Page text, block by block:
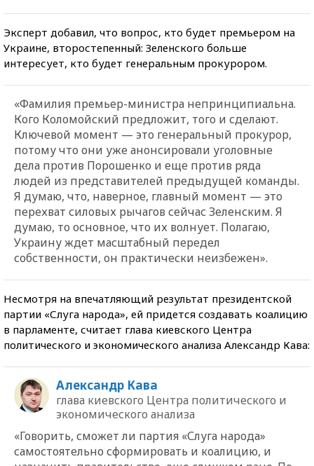
Эксперт добавил, что вопрос, кто будет премьером на
Украине, второстепенный: Зеленского больше
интересует, кто будет генеральным прокурором.
«Фамилия премьер-министра непринципиальна.
Кого Коломойский предложит, того и сделают.
Ключевой момент — это генеральный прокурор,
потому что они уже анонсировали уголовные
дела против Порошенко и еще против ряда
людей из представителей предыдущей команды.
Я думаю, что, наверное, главный момент — это
перехват силовых рычагов сейчас Зеленским. Я
думаю, то основное, что их волнует. Полагаю,
Украину ждет масштабный передел
собственности, он практически неизбежен».
Несмотря на впечатляющий результат президентской
партии «Слуга народа», ей придется создавать коалицию
в парламенте, считает глава киевского Центра
политического и экономического анализа Александр Кава:
Александр Кава
глава киевского Центра политического и
экономического анализа
«Говорить, сможет ли партия «Слуга народа»
самостоятельно сформировать и коалицию, и